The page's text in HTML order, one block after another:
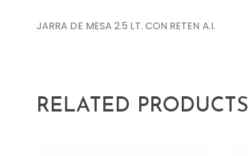
JARRA DE MESA 2.5 LT. CON RETEN A.I.
RELATED PRODUCTS